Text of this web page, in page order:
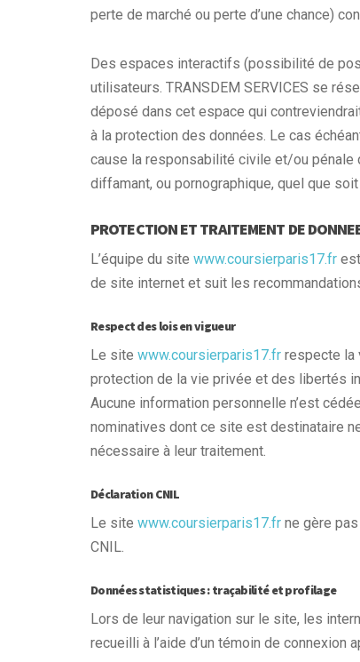
perte de marché ou perte d’une chance)
Des espaces interactifs (possibilité de
utilisateurs. TRANSDEM SERVICES se
déposé dans cet espace qui
à la protection des données. Le cas
cause la responsabilité civile et/ou pénale
diffamant, ou pornographique, quel que
PROTECTION ET TRAITEMENT DE
L’équipe du site www.coursierparis17.fr
de site internet et suit les
Respect des lois en vigueur
Le site www.coursierparis17.fr respecte la
protection de la vie privée et des libertés
Aucune information personnelle n’est
nominatives dont ce site est destinataire
nécessaire à leur traitement.
Déclaration CNIL
Le site www.coursierparis17.fr ne gère
CNIL.
Données statistiques : traçabilité et profilage
Lors de leur navigation sur le site, les
recueilli à l’aide d’un témoin de